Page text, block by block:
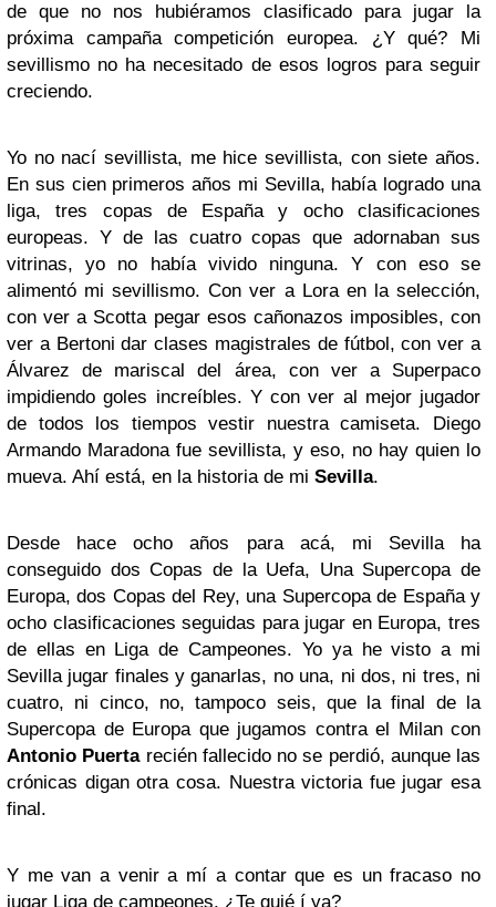
de que no nos hubiéramos clasificado para jugar la
próxima campaña competición europea. ¿Y qué? Mi
sevillismo no ha necesitado de esos logros para seguir
creciendo.
Yo no nací sevillista, me hice sevillista, con siete años.
En sus cien primeros años mi Sevilla, había logrado una
liga, tres copas de España y ocho clasificaciones
europeas. Y de las cuatro copas que adornaban sus
vitrinas, yo no había vivido ninguna. Y con eso se
alimentó mi sevillismo. Con ver a Lora en la selección,
con ver a Scotta pegar esos cañonazos imposibles, con
ver a Bertoni dar clases magistrales de fútbol, con ver a
Álvarez de mariscal del área, con ver a Superpaco
impidiendo goles increíbles. Y con ver al mejor jugador
de todos los tiempos vestir nuestra camiseta. Diego
Armando Maradona fue sevillista, y eso, no hay quien lo
mueva. Ahí está, en la historia de mi Sevilla.
Desde hace ocho años para acá, mi Sevilla ha
conseguido dos Copas de la Uefa, Una Supercopa de
Europa, dos Copas del Rey, una Supercopa de España y
ocho clasificaciones seguidas para jugar en Europa, tres
de ellas en Liga de Campeones. Yo ya he visto a mi
Sevilla jugar finales y ganarlas, no una, ni dos, ni tres, ni
cuatro, ni cinco, no, tampoco seis, que la final de la
Supercopa de Europa que jugamos contra el Milan con
Antonio Puertarecién fallecido no se perdió, aunque las
crónicas digan otra cosa. Nuestra victoria fue jugar esa
final.
Y me van a venir a mí a contar que es un fracaso no
jugar Liga de campeones. ¿Te quié í ya?